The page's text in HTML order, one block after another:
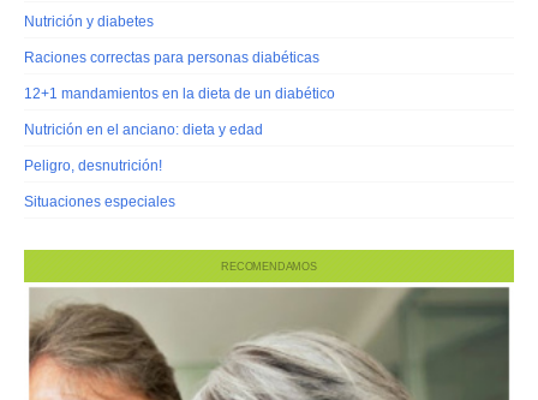
Nutrición y diabetes
Raciones correctas para personas diabéticas
12+1 mandamientos en la dieta de un diabético
Nutrición en el anciano: dieta y edad
Peligro, desnutrición!
Situaciones especiales
RECOMENDAMOS